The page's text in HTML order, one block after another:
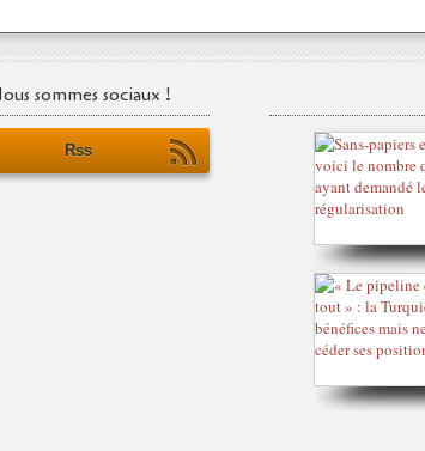
sommes sociaux !
Rss